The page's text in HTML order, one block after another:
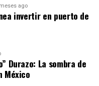
se están
mucho más para
climático. “Es
Carlos Ramírez,
la Universidad de
ago
invertir en puerto de
Durazo: La sombra de
México